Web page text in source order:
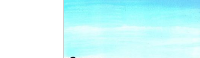
Donald Trump starł się w internecie z
Elektrownia Powiśle: energia dla walczącej
Kapelusz w błocie ... Korea